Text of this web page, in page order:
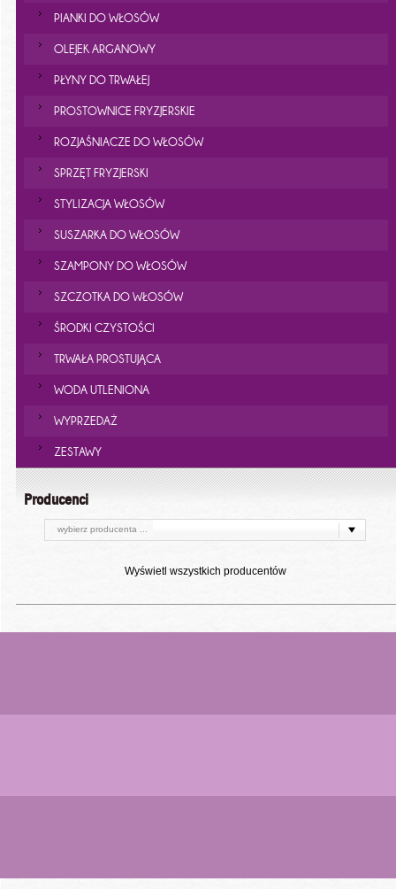
PIANKI DO WŁOSÓW
OLEJEK ARGANOWY
PŁYNY DO TRWAŁEJ
PROSTOWNICE FRYZJERSKIE
ROZJAŚNIACZE DO WŁOSÓW
SPRZĘT FRYZJERSKI
STYLIZACJA WŁOSÓW
SUSZARKA DO WŁOSÓW
SZAMPONY DO WŁOSÓW
SZCZOTKA DO WŁOSÓW
ŚRODKI CZYSTOŚCI
TRWAŁA PROSTUJĄCA
WODA UTLENIONA
WYPRZEDAŻ
ZESTAWY
Producenci
wybierz producenta ...
Wyświetl wszystkich producentów